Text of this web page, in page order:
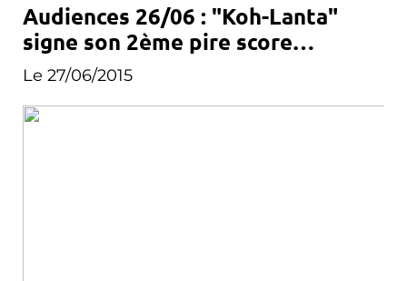
Audiences 26/06 : "Koh-Lanta"
signe son 2ème pire score
historique ; France/Allemagne
pulvérise le record d'audience de
la TNT
Le 27/06/2015